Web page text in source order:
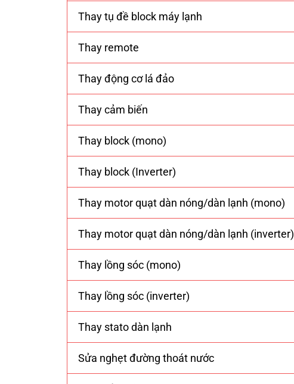
Thay tụ đề block máy lạnh
Thay remote
Thay động cơ lá đảo
Thay cảm biến
Thay block (mono)
Thay block (Inverter)
Thay motor quạt dàn nóng/dàn lạnh (mono)
Thay motor quạt dàn nóng/dàn lạnh (inverter)
Thay lồng sóc (mono)
Thay lồng sóc (inverter)
Thay stato dàn lạnh
Sửa nghẹt đường thoát nước